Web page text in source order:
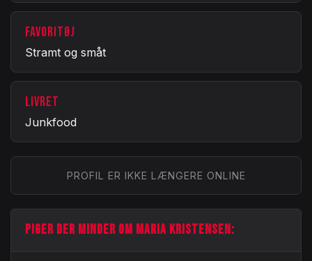
FAVORITØJ
Stramt og småt
LIVRET
Junkfood
PROFIL ER IKKE LÆNGERE ONLINE
PIGER DER MINDER OM MARIA KRISTENSEN: